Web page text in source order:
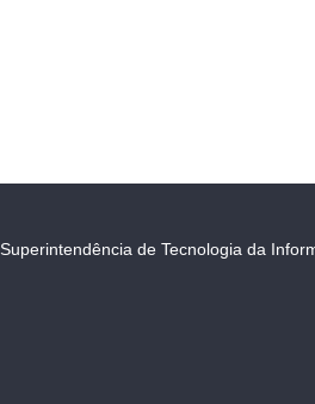
Superintendência de Tecnologia da